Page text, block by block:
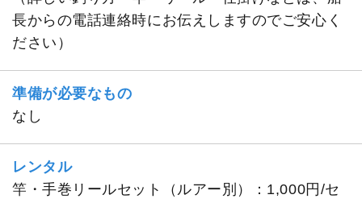
長からの電話連絡時にお伝えしますのでご安心く
ださい）
準備が必要なもの
なし
レンタル
竿・手巻リールセット（ルアー別）：1,000円/セ